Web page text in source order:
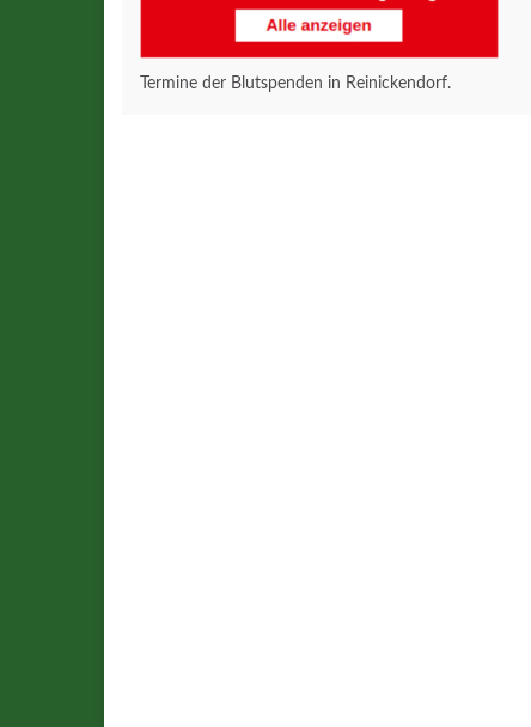
Termine der Blutspenden in Reinickendorf.